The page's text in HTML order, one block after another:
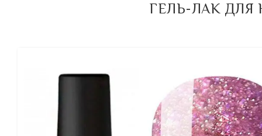
ГЕЛЬ-ЛАК ДЛЯ